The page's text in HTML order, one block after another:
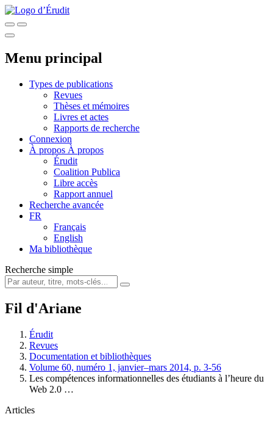
Menu principal
Types de publications
Revues
Thèses et mémoires
Livres et actes
Rapports de recherche
Connexion
À propos À propos
Érudit
Coalition Publica
Libre accès
Rapport annuel
Recherche avancée
FR
Français
English
Ma bibliothèque
Recherche simple
Fil d'Ariane
Érudit
Revues
Documentation et bibliothèques
Volume 60, numéro 1, janvier–mars 2014, p. 3-56
Les compétences informationnelles des étudiants à l’heure du
Web 2.0 …
Articles